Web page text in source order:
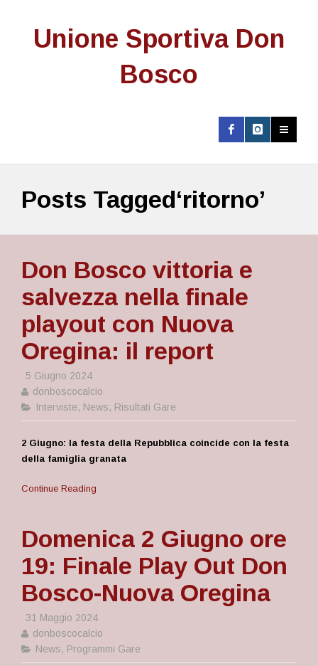
Unione Sportiva Don
Bosco
Posts Tagged‘ritorno’
Don Bosco vittoria e
salvezza nella finale
playout con Nuova
Oregina: il report
5 Giugno 2024
donboscocalcio
Interviste, News, Risultati Gare
2 Giugno: la festa della Repubblica coincide con la festa
della famiglia granata
Continue Reading
Domenica 2 Giugno ore
19: Finale Play Out Don
Bosco-Nuova Oregina
31 Maggio 2024
donboscocalcio
News, Programmi Gare